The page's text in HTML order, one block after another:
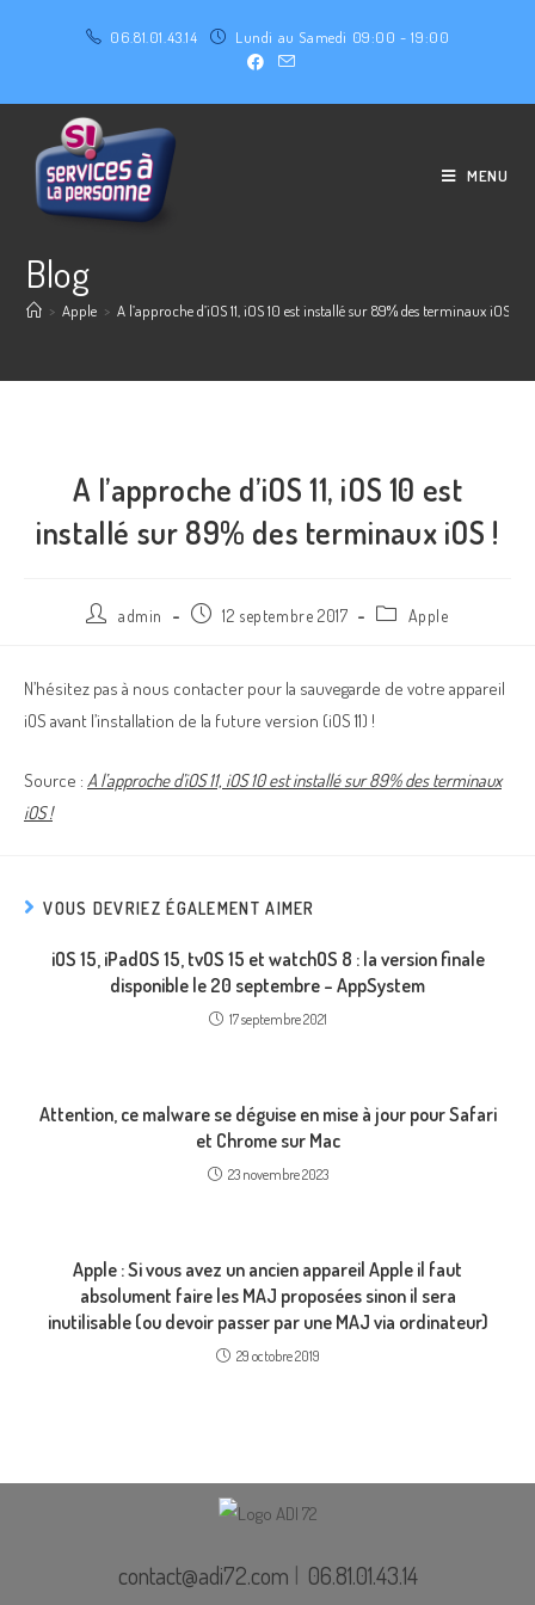
06.81.01.43.14 Lundi au Samedi 09:00 - 19:00
MENU
Blog
> Apple > A l’approche d’iOS 11, iOS 10 est installé sur 89% des terminaux iOS !
A l’approche d’iOS 11, iOS 10 est
installé sur 89% des terminaux iOS !
admin 12 septembre 2017 Apple
N’hésitez pas à nous contacter pour la sauvegarde de votre appareil
iOS avant l’installation de la future version (iOS 11) !
Source : A l’approche d’iOS 11, iOS 10 est installé sur 89% des terminaux
iOS !
VOUS DEVRIEZ ÉGALEMENT AIMER
iOS 15, iPadOS 15, tvOS 15 et watchOS 8 : la version finale
disponible le 20 septembre – AppSystem
17 septembre 2021
Attention, ce malware se déguise en mise à jour pour Safari
et Chrome sur Mac
23 novembre 2023
Apple : Si vous avez un ancien appareil Apple il faut
absolument faire les MAJ proposées sinon il sera
inutilisable (ou devoir passer par une MAJ via ordinateur)
29 octobre 2019
contact@adi72.com | 06.81.01.43.14